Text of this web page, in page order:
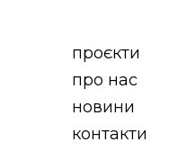
проєкти
про нас
новини
контакти